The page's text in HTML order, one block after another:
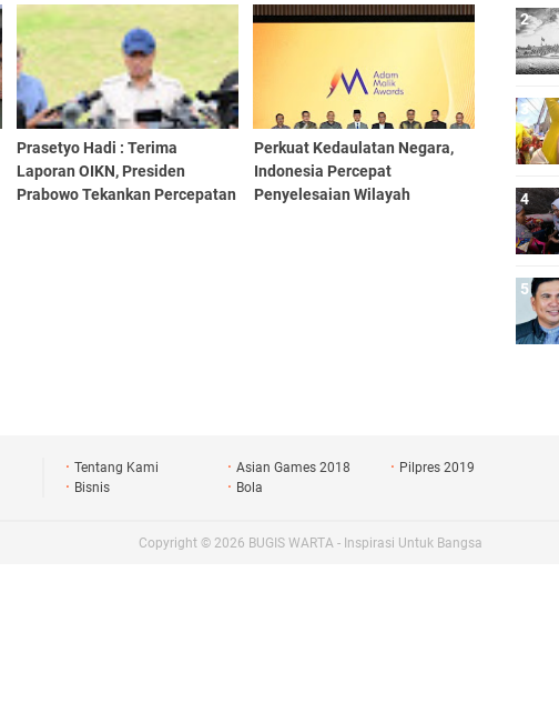
Prasetyo Hadi : Terima
Laporan OIKN, Presiden
Prabowo Tekankan Percepatan
Perkuat Kedaulatan Negara,
Indonesia Percepat
Penyelesaian Wilayah
Tentang Kami Asian Games 2018
Pilpres 2019
Bisnis
Bola
Copyright © 2026 BUGIS WARTA - Inspirasi Untuk Bangsa